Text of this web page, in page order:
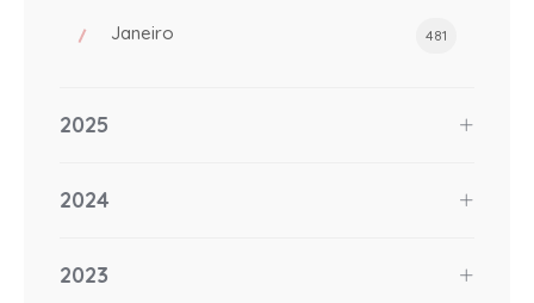
Janeiro 481
2025
2024
2023